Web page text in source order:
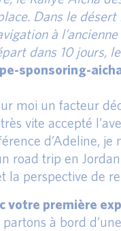
Dans le
à
dans 10 jours, le
moi un facteur
vite accepté
d’Adeline, je
road trip en
la perspective de
votre première
partons à bord